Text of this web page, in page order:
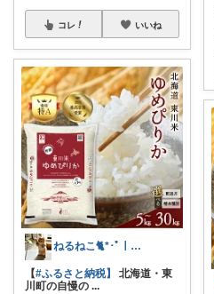
コレ いいね
ねるねこ🐈*･ﾟ｜経由購入感謝です♡
【#ふるさと納税】
北海道・東
川町の自慢の ...